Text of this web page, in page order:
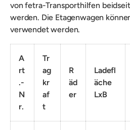
von fetra-Transporthilfen
werden. Die Etagenwagen
verwendet werden.
A
rt
.-
N
r.
Tr
ag
kr
af
t
R
äd
er
Ladefl
äche
LxB